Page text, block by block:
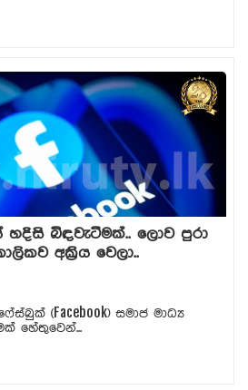
බිඳවැටීමක්.. ලොව පුරා
අක්‍රිය වෙලා..
(Facebook) සමාජ මාධ්‍ය
හේතුවෙන්...